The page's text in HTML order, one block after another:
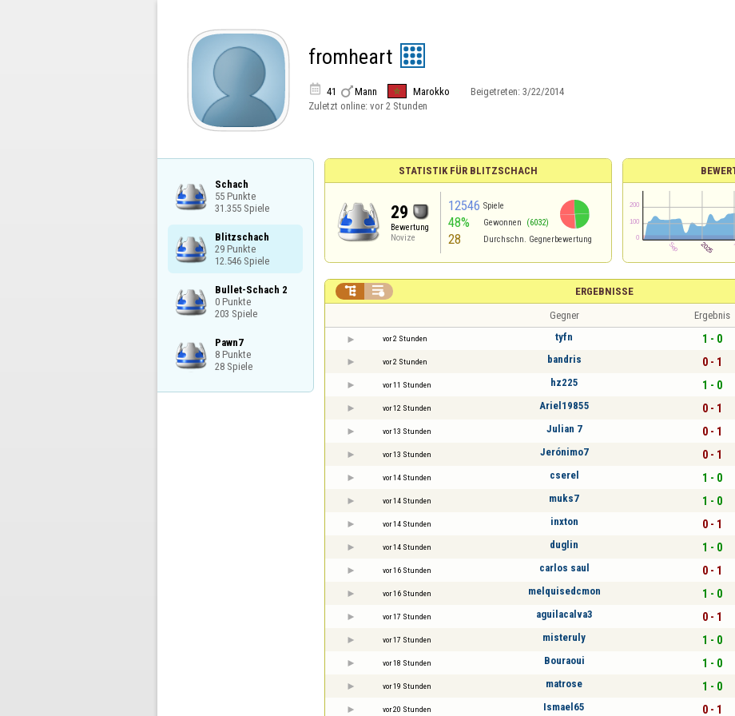
fromheart
 41 Mann Marokko Beigetreten: 3/22/2014
Zuletzt online: vor 2 Stunden
Schach
55 Punkte
31.355 Spiele
Blitzschach
29 Punkte
12.546 Spiele
Bullet-Schach 2
0 Punkte
203 Spiele
Pawn7
8 Punkte
28 Spiele
STATISTIK FÜR BLITZSCHACH
29
Bewertung
Novize
12546 Spiele
48% Gewonnen (6032)
28 Durchschn. Gegnerbewertung
ERGEBNISSE
 
Gegner Ergebnis
vor 2 Stunden tyfn 1 - 0
vor 2 Stunden bandris 0 - 1
vor 11 Stunden hz225 1 - 0
vor 12 Stunden Ariel19855 0 - 1
vor 13 Stunden Julian 7 0 - 1
vor 13 Stunden Jerónimo7 0 - 1
vor 14 Stunden cserel 1 - 0
vor 14 Stunden muks7 1 - 0
vor 14 Stunden inxton 0 - 1
vor 14 Stunden duglin 1 - 0
vor 16 Stunden carlos saul 0 - 1
vor 16 Stunden melquisedcmon 1 - 0
vor 17 Stunden aguilacalva3 0 - 1
vor 17 Stunden misteruly 1 - 0
vor 18 Stunden Bouraoui 1 - 0
vor 19 Stunden matrose 1 - 0
vor 20 Stunden Ismael65 0 - 1